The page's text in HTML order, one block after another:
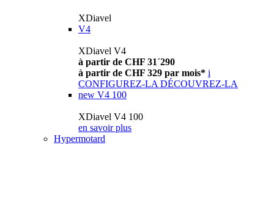
XDiavel
V4
XDiavel V4
à partir de CHF 31´290
à partir de CHF 329 par mois* i
CONFIGUREZ-LA DÉCOUVREZ-LA
new V4 100
XDiavel V4 100
en savoir plus
Hypermotard